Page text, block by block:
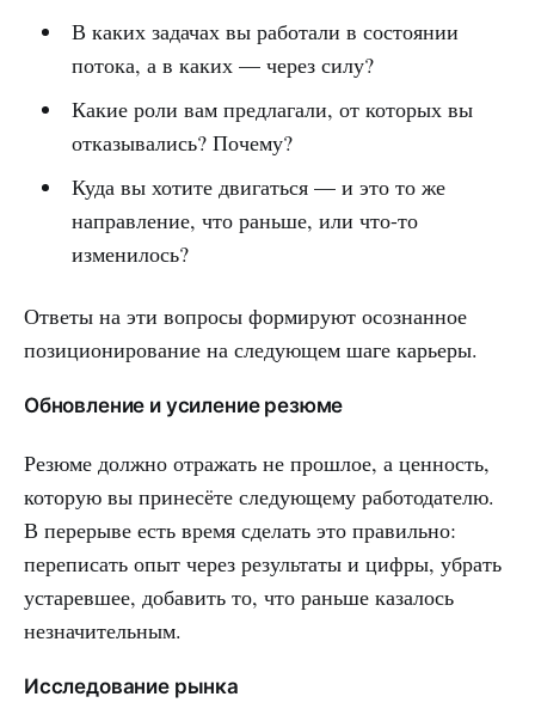
В каких задачах вы работали в состоянии
потока, а в каких — через силу?
Какие роли вам предлагали, от которых вы
отказывались? Почему?
Куда вы хотите двигаться — и это то же
направление, что раньше, или что-то
изменилось?
Ответы на эти вопросы формируют осознанное
позиционирование на следующем шаге карьеры.
Обновление и усиление резюме
Резюме должно отражать не прошлое, а ценность,
которую вы принесёте следующему работодателю.
В перерыве есть время сделать это правильно:
переписать опыт через результаты и цифры, убрать
устаревшее, добавить то, что раньше казалось
незначительным.
Исследование рынка